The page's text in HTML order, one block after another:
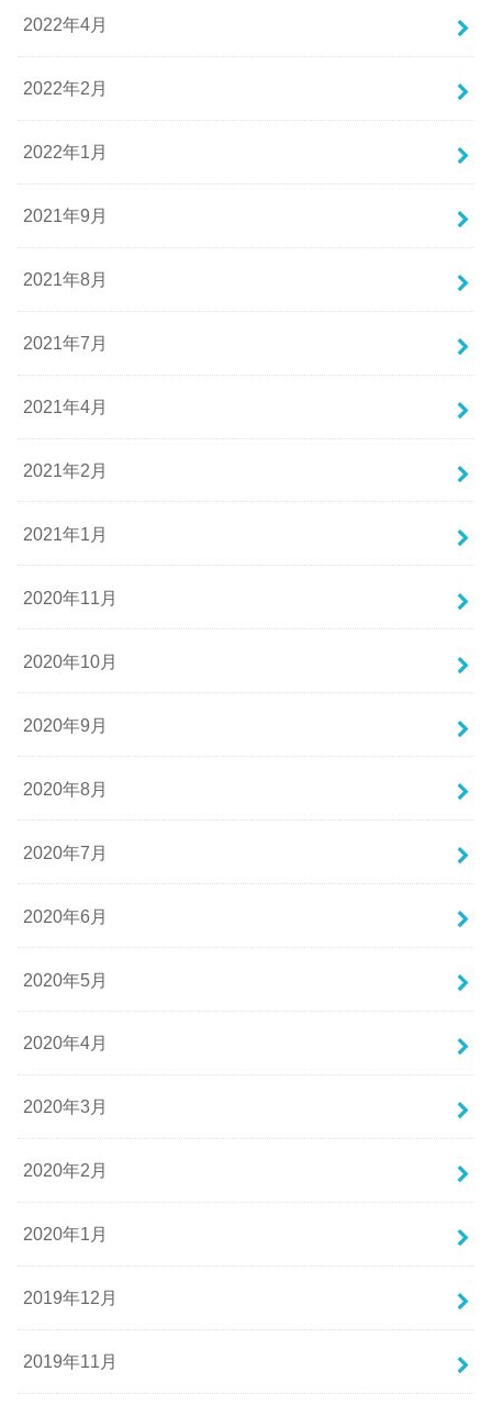
2022年4月
2022年2月
2022年1月
2021年9月
2021年8月
2021年7月
2021年4月
2021年2月
2021年1月
2020年11月
2020年10月
2020年9月
2020年8月
2020年7月
2020年6月
2020年5月
2020年4月
2020年3月
2020年2月
2020年1月
2019年12月
2019年11月